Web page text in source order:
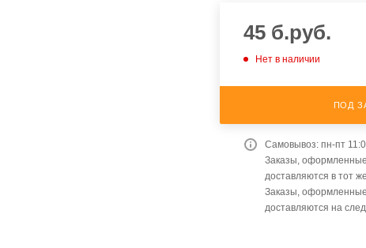
45 б.руб.
Нет в наличии
ПОД
Самовывоз: пн-пт
Заказы,
доставляются в тот
Заказы,
доставляются на